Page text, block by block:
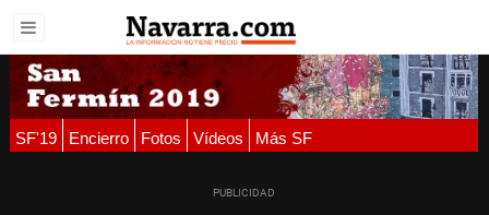
SF'19 Encierro Fotos Vídeos Más SF